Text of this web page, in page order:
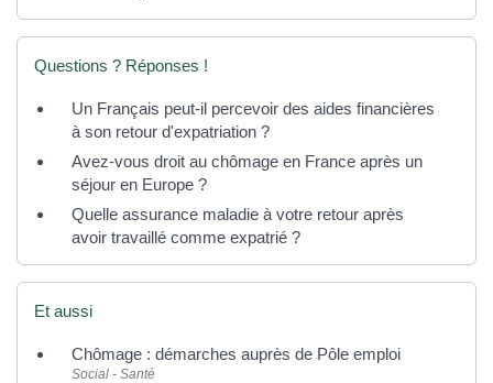
Questions ? Réponses !
Un Français peut-il percevoir des aides financières
à son retour d'expatriation ?
Avez-vous droit au chômage en France après un
séjour en Europe ?
Quelle assurance maladie à votre retour après
avoir travaillé comme expatrié ?
Et aussi
Chômage : démarches auprès de Pôle emploi
Social - Santé